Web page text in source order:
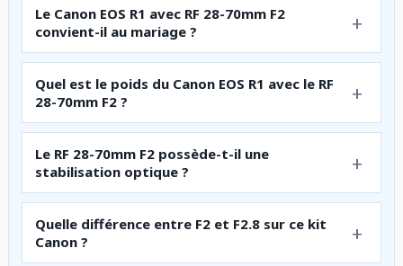
Le Canon EOS R1 avec RF 28-70mm F2
convient-il au mariage ?
Quel est le poids du Canon EOS R1 avec le RF
28-70mm F2 ?
Le RF 28-70mm F2 possède-t-il une
stabilisation optique ?
Quelle différence entre F2 et F2.8 sur ce kit
Canon ?